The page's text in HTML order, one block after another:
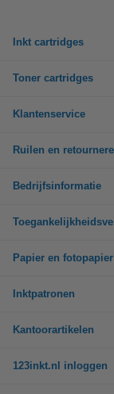
Inkt cartridges
Toner cartridges
Klantenservice
Ruilen en
Bedrijfsinformatie
Papier en fotopapier
Inktpatronen
Kantoorartikelen
123inkt.nl inloggen